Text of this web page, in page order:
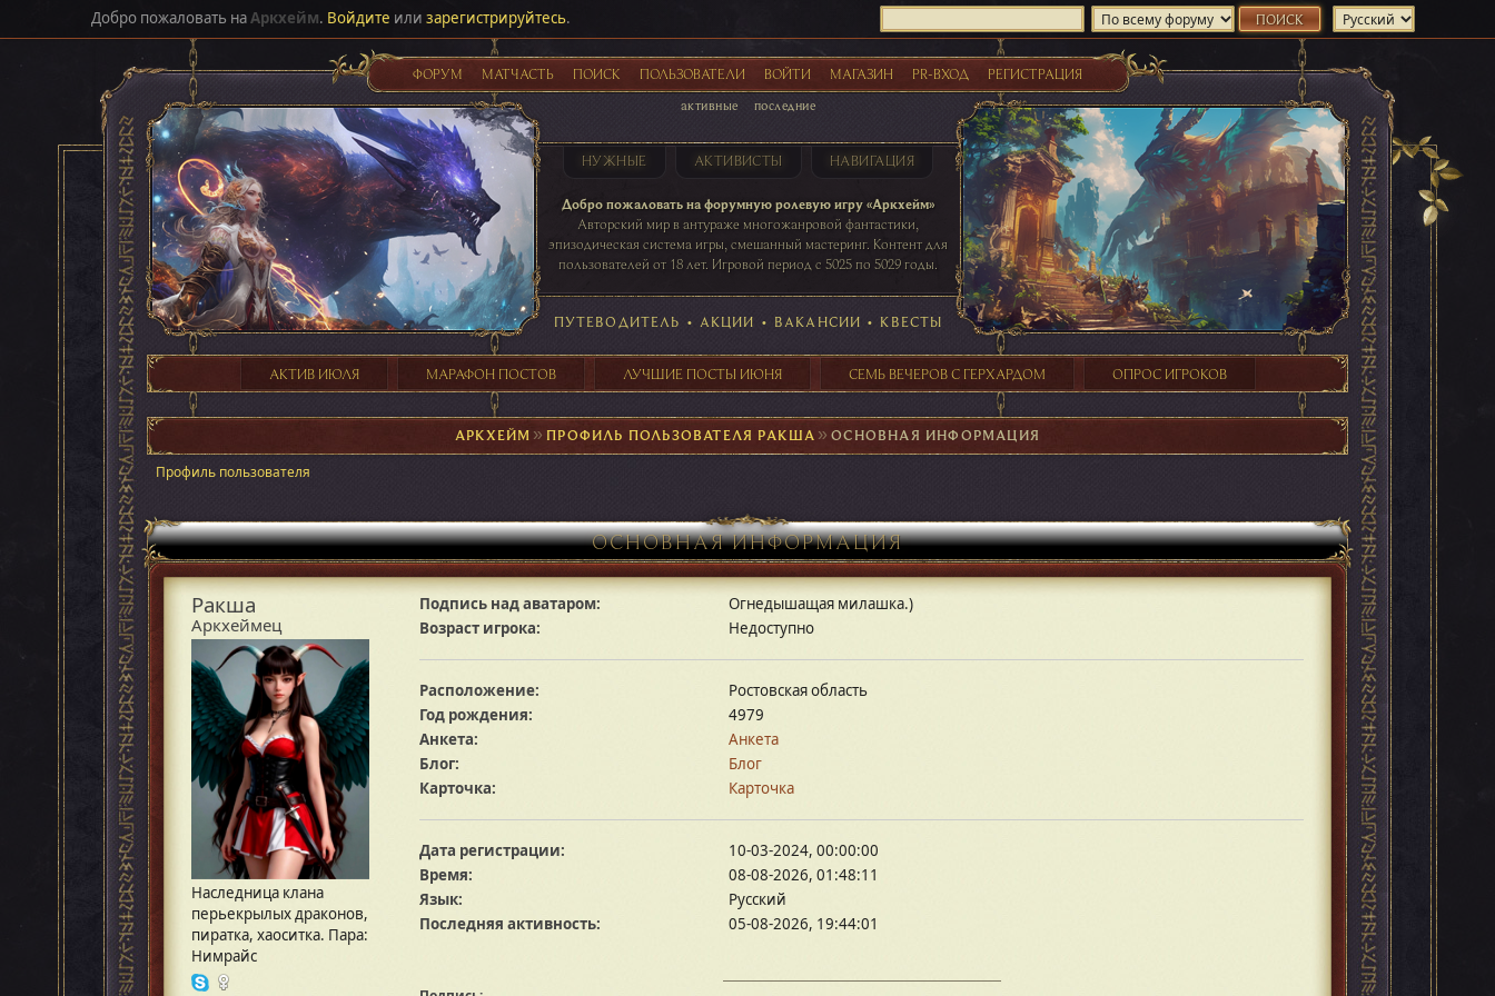
Добро пожаловать наАркхейм. Войдите или зарегистрируйтесь.
ФОРУМ МАТЧАСТЬ ПОИСК ПОЛЬЗОВАТЕЛИ ВОЙТИ МАГАЗИН PR-ВХОД РЕГИСТРАЦИЯ
активные последние
НУЖНЫЕ АКТИВИСТЫ НАВИГАЦИЯ
Добро пожаловать на форумную ролевую игру «Аркхейм»
Авторский мир в антураже многожанровой фантастики,
эпизодическая система игры, смешанный мастеринг. Контент для
пользователей от 18 лет. Игровой период с 5025 по 5029 годы.
таблице игровой активности
41 ПОСТОВ 31 ПОСТОВ 29 ПОСТОВ 24 ПОСТОВ
ПУТЕВОДИТЕЛЬ • АКЦИИ • ВАКАНСИИ • КВЕСТЫ
АКТИВ ИЮЛЯ МАРАФОН ПОСТОВ ЛУЧШИЕ ПОСТЫ ИЮНЯ СЕМЬ ВЕЧЕРОВ С ГЕРХАРДОМ ОПРОС ИГРОКОВ
АРКХЕЙМ ►ПРОФИЛЬ ПОЛЬЗОВАТЕЛЯ РАКША ►ОСНОВНАЯ ИНФОРМАЦИЯ
Профиль пользователя
ОСНОВНАЯ ИНФОРМАЦИЯ
Ракша
Аркхеймец
Наследница клана
перьекрылых драконов,
пиратка, хаоситка. Пара:
Нимрайс
Подпись над аватаром:
Огнедышащая милашка.)
Возраст игрока:
Недоступно
Расположение:
Ростовская область
Год рождения:
4979
Анкета:
Анкета
Блог:
Блог
Карточка:
Карточка
Дата регистрации:
10-03-2024, 00:00:00
Время:
08-08-2026, 01:48:11
Язык:
Русский
Последняя активность:
05-08-2026, 19:44:01